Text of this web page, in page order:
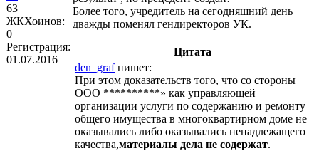
63
ЖКХоинов:
0
Регистрация:
01.07.2016
Более того, учредитель на сегодняшний день
дважды поменял гендиректоров УК.
Цитата
den_grafпишет:
При этом доказательств того, что со стороны
ООО **********» как управляющей
организации услуги по содержанию и ремонту
общего имущества в многоквартирном доме не
оказывались либо оказывались ненадлежащего
качества,материалы дела не содержат.